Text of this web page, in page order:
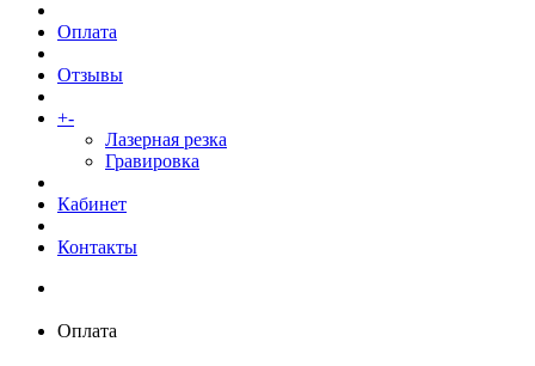
Оплата
Отзывы
+-
Лазерная резка
Гравировка
Кабинет
Контакты
Оплата